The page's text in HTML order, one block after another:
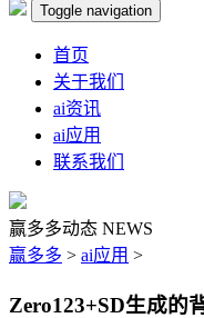
Toggle navigation
首页
关于我们
ai资讯
ai应用
联系我们
赢多多动态 NEWS
赢多多 > ai应用 >
Zero123+SD生成的